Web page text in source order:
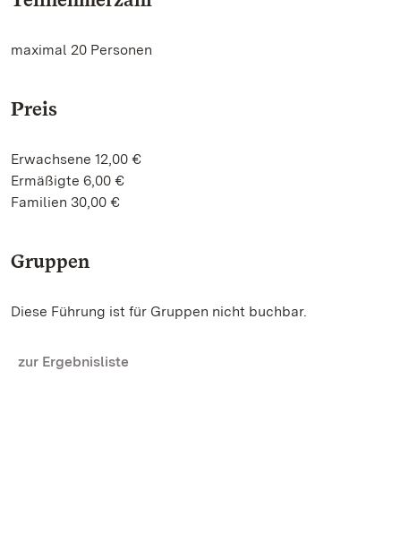
maximal 20 Personen
Preis
Erwachsene 12,00 €
Ermäßigte 6,00 €
Familien 30,00 €
Gruppen
Diese Führung ist für Gruppen nicht buchbar.
zur Ergebnisliste